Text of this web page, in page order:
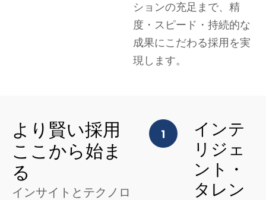
ションの充足まで、精
度・スピード・持続的な
成果にこだわる採用を実
現します。
より賢い採用
ここから始ま
る
インサイトとテクノロ
インテ
リジェ
ント・
タレン